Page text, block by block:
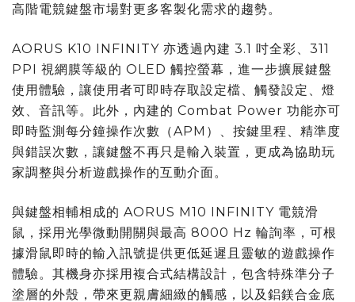
高階電競鍵盤市場對更多客製化需求的趨勢。
AORUS K10 INFINITY 亦透過內建 3.1 吋全彩、311
PPI 視網膜等級的 OLED 觸控螢幕，進一步擴展鍵盤
使用體驗，讓使用者可即時存取設定檔、觸發設定、燈
效、音訊等。此外，內建的 Combat Power 功能亦可
即時監測每分鐘操作次數（APM）、按鍵里程、精準度
與錯誤次數，讓鍵盤不再只是輸入裝置，更成為協助玩
家調整與分析遊戲操作的互動介面。
與鍵盤相輔相成的 AORUS M10 INFINITY 電競滑
鼠，採用光學微動開關與最高 8000 Hz 輪詢率，可根
據滑鼠即時的輸入訊號提供更低延遲且靈敏的遊戲操作
體驗。其機身亦採用複合式結構設計，包含特殊準分子
塗層的外殼，帶來更親膚細緻的觸感，以及鋁鎂合金底